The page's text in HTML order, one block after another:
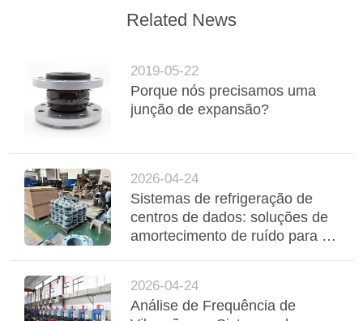
Related News
2019-05-22
Porque nós precisamos uma
junção de expansão?
2026-04-24
Sistemas de refrigeração de
centros de dados: soluções de
amortecimento de ruído para as
2026-04-24
Análise de Frequência de